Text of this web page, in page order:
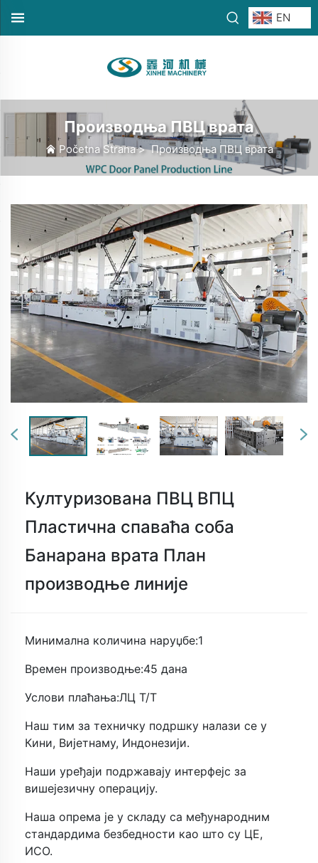
EN
Производња ПВЦ врата
Početna Strana>Производња ПВЦ врата
Културизована ПВЦ ВПЦ
Пластична спаваћа соба
Банарана врата План
производње линије
Минимална количина наруџбе:1
Времен производње:45 дана
Услови плаћања:ЛЦ Т/Т
Наш тим за техничку подршку налази се у
Кини, Вијетнаму, Индонезији.
Наши уређаји подржавају интерфејс за
вишејезичну операцију.
Наша опрема је у складу са међународним
стандардима безбедности као што су ЦЕ,
ИСО.